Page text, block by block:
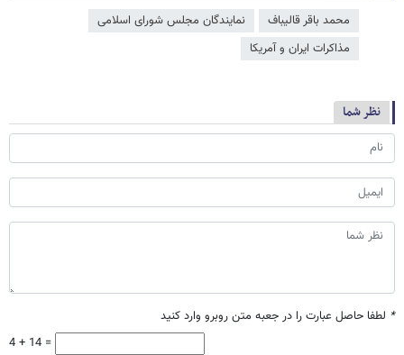
محمد باقر قالیباف
نمایندگان مجلس شورای اسلامی
مذاکرات ایران و آمریکا
نظر شما
* لطفا حاصل عبارت را در جعبه متن روبرو وارد کنید
4 + 14 =